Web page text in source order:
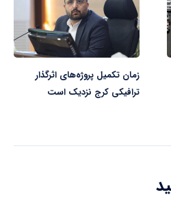
زمان تکمیل پروژه‌های اثرگذار
ترافیکی کرج نزدیک است